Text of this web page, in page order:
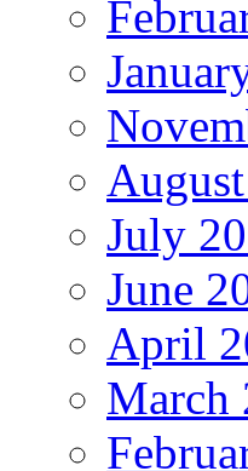
July
June
April
March